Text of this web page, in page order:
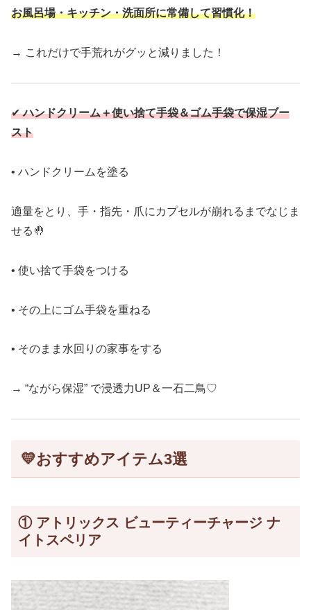
お風呂場・キッチン・洗面所に常備して習慣化！
→ これだけで手荒れがグッと減りました！
✔ハンドクリーム＋使い捨て手袋＆ゴム手袋で保湿ブー
スト
• ハンドクリームを塗る
適量をとり、手・指先・爪にカプセルが崩れるまでなじま
せる🤚
• 使い捨て手袋をつける
• その上にゴム手袋を重ねる
• そのまま水回りの家事をする
→ “ながら保湿” で浸透力UP＆一石二鳥♡
💛おすすめアイテム3選
① アトリックス ビューティーチャージ ナ
イトスペリア